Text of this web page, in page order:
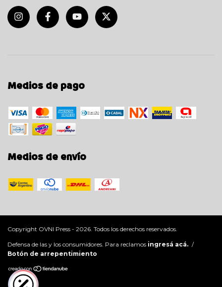
Medios de pago
Medios de envío
Copyright OVNI Press - 2026. Todos los derechos reservados.
Defensa de las y los consumidores. Para reclamos ingresá acá. /
Botón de arrepentimiento